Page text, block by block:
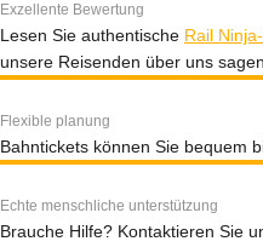
Exzellente Bewertung
Lesen Sie authentische Rail
unsere Reisenden über uns sagen.
Flexible planung
Bahntickets können Sie bequem
Echte menschliche unterstützung
Brauche Hilfe? Kontaktieren Sie